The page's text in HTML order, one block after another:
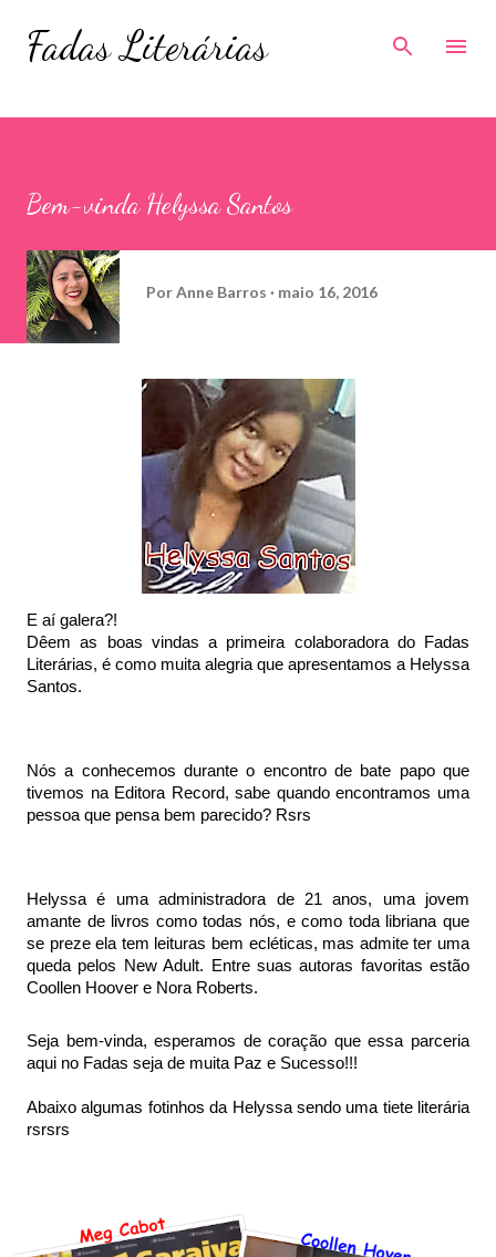
Pular para o conteúdo principal
Fadas Literárias
Bem-vinda Helyssa Santos
PorAnne Barros maio 16, 2016
E aí galera?!
Dêem as boas vindas a primeira colaboradora do Fadas
Literárias, é como muita alegria que apresentamos a Helyssa
Santos.
Nós a conhecemos durante o encontro de bate papo que
tivemos na Editora Record, sabe quando encontramos uma
pessoa que pensa bem parecido? Rsrs
Helyssa é uma administradora de 21 anos, uma jovem
amante de livros como todas nós, e como toda libriana que
se preze ela tem leituras bem ecléticas, mas admite ter uma
queda pelos New Adult. Entre suas autoras favoritas estão
Coollen Hoover e Nora Roberts.
Seja bem-vinda, esperamos de coração que essa parceria
aqui no Fadas seja de muita Paz e Sucesso!!!
Abaixo algumas fotinhos da Helyssa sendo uma tiete literária
rsrsrs